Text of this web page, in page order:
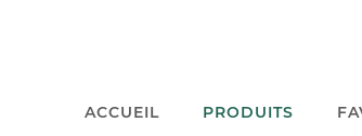
ACCUEIL PRODUITS